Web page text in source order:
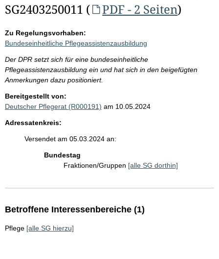
SG2403250011 (
PDF - 2 Seiten)
Zu Regelungsvorhaben:
Bundeseinheitliche Pflegeassistenzausbildung
Der DPR setzt sich für eine bundeseinheitliche
Pflegeassistenzausbildung ein und hat sich in den beigefügten
Anmerkungen dazu positioniert.
Bereitgestellt von:
Deutscher Pflegerat (R000191) am 10.05.2024
Adressatenkreis:
Versendet am 05.03.2024 an:
Bundestag
Fraktionen/Gruppen [alle SG dorthin]
Betroffene Interessenbereiche (1)
Pflege [alle SG hierzu]